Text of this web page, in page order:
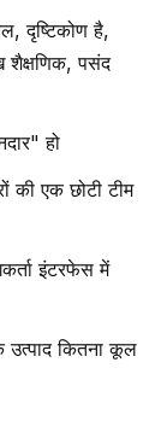
दृष्टिकोण है,
शैक्षणिक, पसंद
हो
की एक छोटी टीम
इंटरफेस में
उत्पाद कितना कूल